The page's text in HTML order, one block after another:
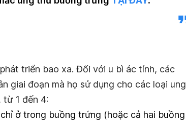
triển bao xa. Đối với u bì ác tính, các
giai đoạn mà họ sử dụng cho các loại ung
1 đến 4:
ở trong buồng trứng (hoặc cả hai buồng